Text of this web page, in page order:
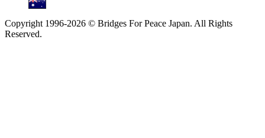
Copyright 1996-2026 © Bridges For Peace Japan. All Rights
Reserved.